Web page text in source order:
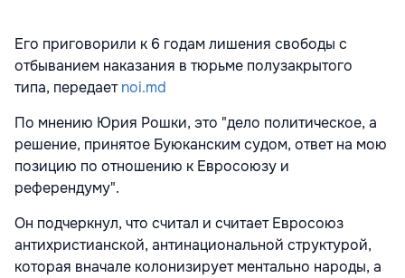
Его приговорили к 6 годам лишения свободы с
отбыванием наказания в тюрьме полузакрытого
типа, передаетnoi.md
По мнению Юрия Рошки, это "дело политическое, а
решение, принятое Буюканским судом, ответ на мою
позицию по отношению к Евросоюзу и
референдуму".
Он подчеркнул, что считал и считает Евросоюз
антихристианской, антинациональной структурой,
которая вначале колонизирует ментально народы, а